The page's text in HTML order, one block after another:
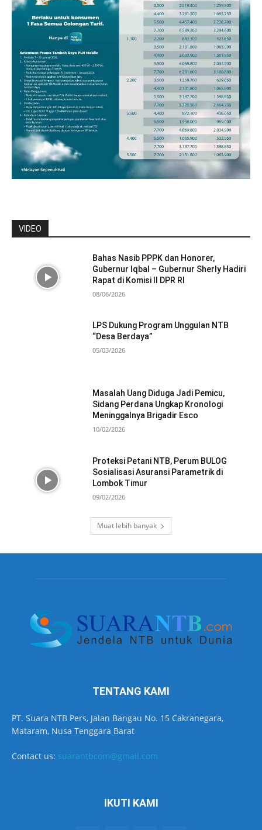
VIDEO
Bahas Nasib PPPK dan Honorer,
Gubernur Iqbal – Gubernur Sherly Hadiri
Rapat di Komisi II DPR RI
08/06/2026
LPS Dukung Program Unggulan NTB
“Desa Berdaya”
05/03/2026
Masalah Uang Diduga Jadi Pemicu,
Sidang Perdana Ungkap Kronologi
Meninggalnya Brigadir Esco
10/02/2026
Proteksi Petani NTB, Perum BULOG
Sosialisasi Asuransi Parametrik di
Lombok Timur
09/02/2026
Muat lebih banyak
TENTANG KAMI
PT. Suara NTB Pers, Jalan Bangau No. 15 Cakranegara,
Mataram, Nusa Tenggara Barat
Contact us: suarantbcom@gmail.com
IKUTI KAMI